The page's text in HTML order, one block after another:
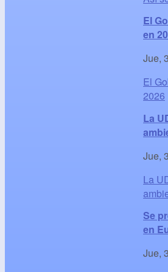
El
en
Jue,
El
2026
La
Jue,
La
Se
en
Jue,